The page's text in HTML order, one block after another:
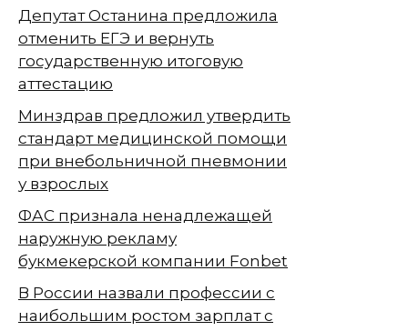
Депутат Останина предложила
отменить ЕГЭ и вернуть
государственную итоговую
аттестацию
Минздрав предложил утвердить
стандарт медицинской помощи
при внебольничной пневмонии
у взрослых
ФАС признала ненадлежащей
наружную рекламу
букмекерской компании Fonbet
В России назвали профессии с
наибольшим ростом зарплат с